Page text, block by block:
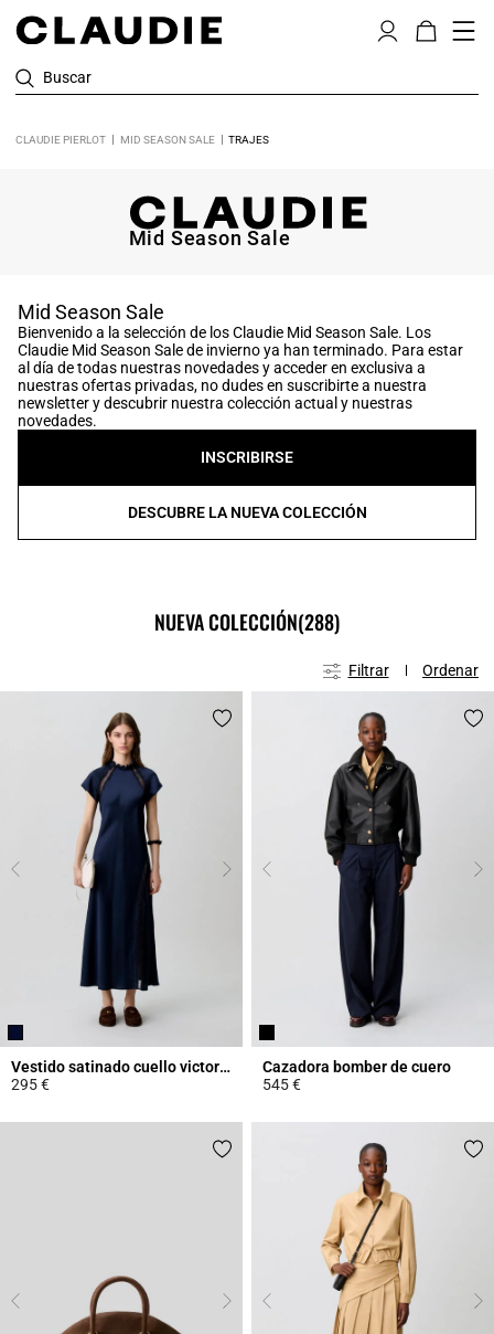
Buscar
CLAUDIE PIERLOT MID SEASON SALE TRAJES
Mid Season Sale
Mid Season Sale
Bienvenido a la selección de los Claudie Mid Season Sale. Los
Claudie Mid Season Sale de invierno ya han terminado. Para estar
al día de todas nuestras novedades y acceder en exclusiva a
nuestras ofertas privadas, no dudes en suscribirte a nuestra
newsletter y descubrir nuestra colección actual y nuestras
novedades.
INSCRIBIRSE
DESCUBRE LA NUEVA COLECCIÓN
NUEVA COLECCIÓN(288)
Filtrar Ordenar
Vestido satinado cuello victoriano
295 €
Cazadora bomber de cuero
545 €